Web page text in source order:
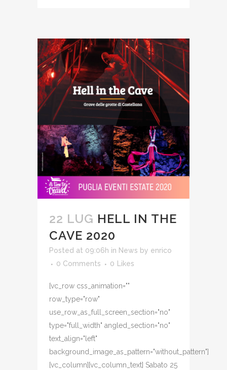
22 LUG HELL IN THE
CAVE 2020
Posted at 09:06h in News by enrico
0 Comments
0 Likes
[vc_row css_animation=""
row_type="row"
use_row_as_full_screen_section="no"
type="full_width" angled_section="no"
text_align="left"
background_image_as_pattern="without_pattern"]
[vc_column][vc_column_text] Sabato 25